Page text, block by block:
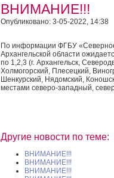
ВНИМАНИЕ!!!
Опубликовано: 3-05-2022, 14:38
По информации ФГБУ
Архангельской области
по 1,2,3 (г. Архангельск,
Холмогорский, Плесецкий,
Шенкурский, Нядомский,
местами северо-западный,
Другие новости по теме:
ВНИМАНИЕ!!!
ВНИМАНИЕ!!!
ВНИМАНИЕ!!!